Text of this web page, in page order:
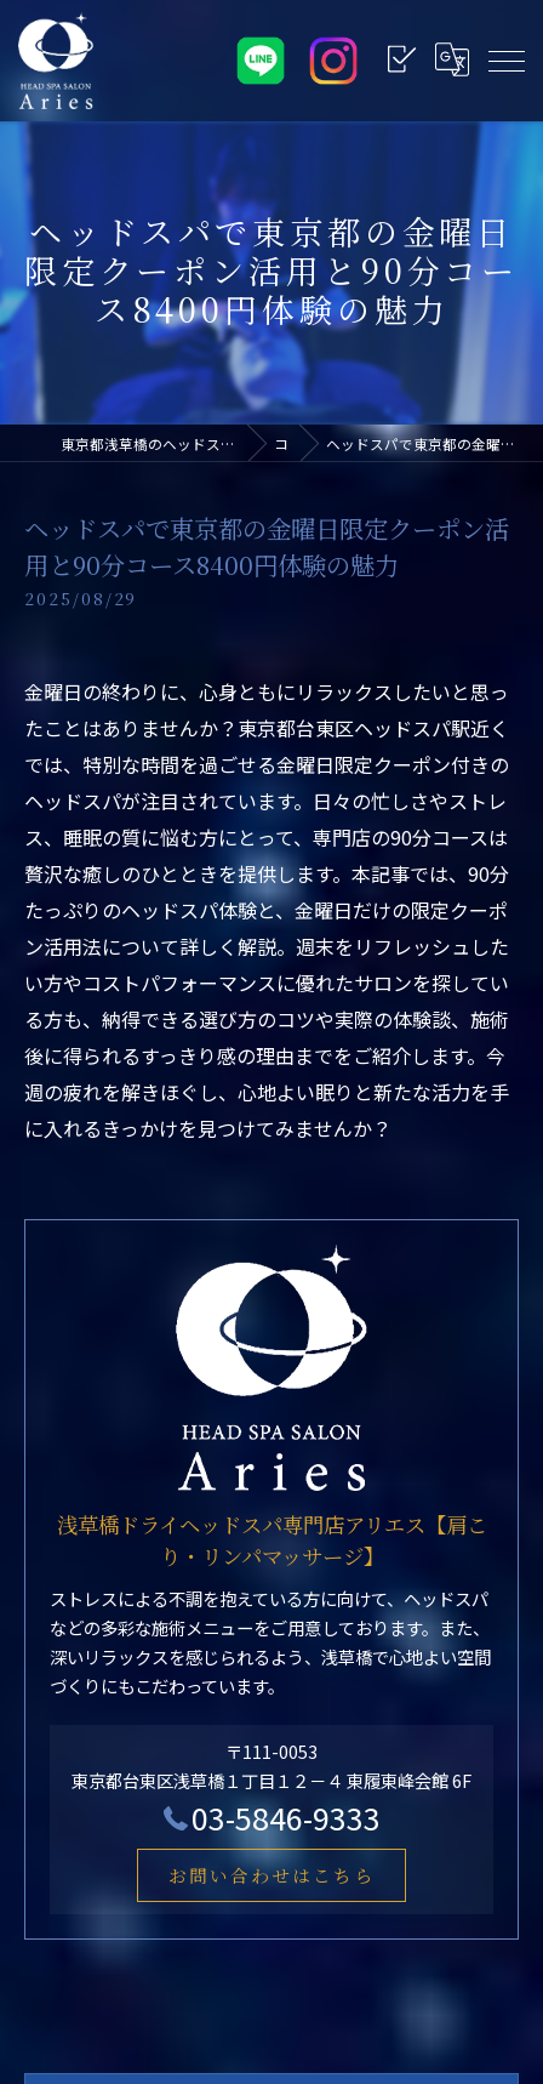
ヘッドスパで東京都の金曜日
限定クーポン活用と90分コー
ス8400円体験の魅力
東京都浅草橋のヘッドスパなら浅草橋ドライヘッドスパ専門店アリエス コラム ヘッドスパで東京都の金曜日限定クーポン活用と90分コース8400円体験の魅力
ヘッドスパで東京都の金曜日限定クーポン活
用と90分コース8400円体験の魅力
2025/08/29
金曜日の終わりに、心身ともにリラックスしたいと思っ
たことはありませんか？東京都台東区ヘッドスパ駅近く
では、特別な時間を過ごせる金曜日限定クーポン付きの
ヘッドスパが注目されています。日々の忙しさやストレ
ス、睡眠の質に悩む方にとって、専門店の90分コースは
贅沢な癒しのひとときを提供します。本記事では、90分
たっぷりのヘッドスパ体験と、金曜日だけの限定クーポ
ン活用法について詳しく解説。週末をリフレッシュした
い方やコストパフォーマンスに優れたサロンを探してい
る方も、納得できる選び方のコツや実際の体験談、施術
後に得られるすっきり感の理由までをご紹介します。今
週の疲れを解きほぐし、心地よい眠りと新たな活力を手
に入れるきっかけを見つけてみませんか？
浅草橋ドライヘッドスパ専門店アリエス【肩こ
り・リンパマッサージ】
ストレスによる不調を抱えている方に向けて、ヘッドスパ
などの多彩な施術メニューをご用意しております。また、
深いリラックスを感じられるよう、浅草橋で心地よい空間
づくりにもこだわっています。
〒111-0053
東京都台東区浅草橋１丁目１２－４ 東履東峰会館 6F
03-5846-9333
お問い合わせはこちら